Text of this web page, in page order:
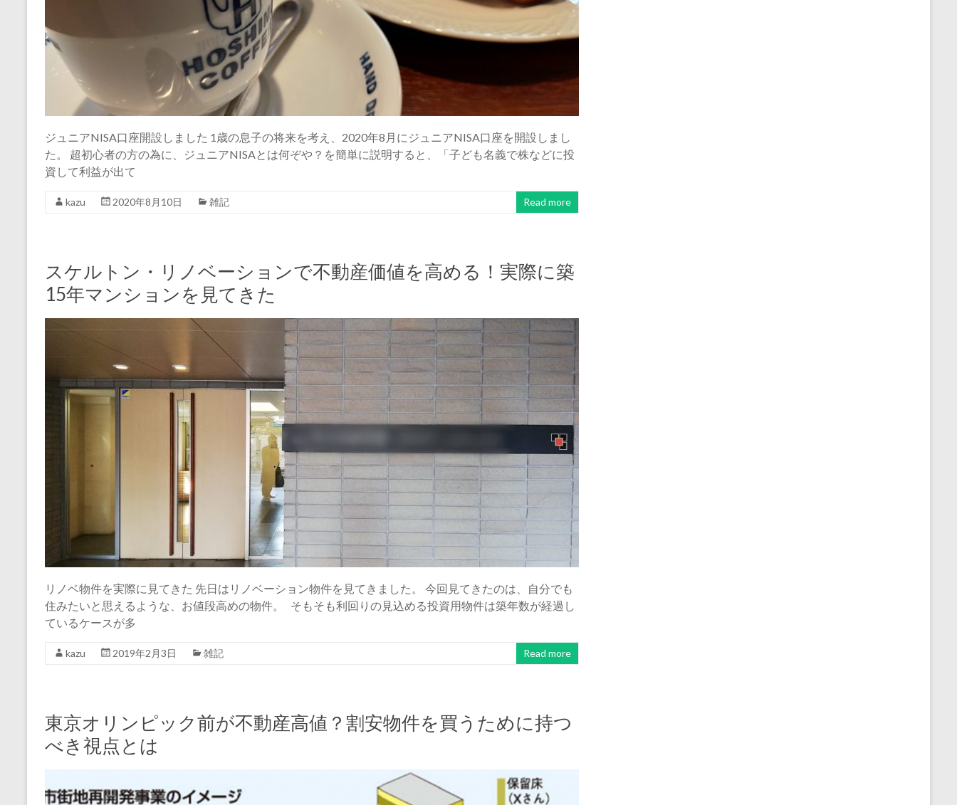
ジュニアNISA口座開設しました 1歳の息子の将来を考え、2020年8月にジュニアNISA口座を開設しまし
た。 超初心者の方の為に、ジュニアNISAとは何ぞや？を簡単に説明すると、「子ども名義で株などに投
資して利益が出て
kazu 2020年8月10日 雑記 Read more
スケルトン・リノベーションで不動産価値を高める！実際に築
15年マンションを見てきた
リノベ物件を実際に見てきた 先日はリノベーション物件を見てきました。 今回見てきたのは、自分でも
住みたいと思えるような、お値段高めの物件。 そもそも利回りの見込める投資用物件は築年数が経過し
ているケースが多
kazu 2019年2月3日 雑記 Read more
東京オリンピック前が不動産高値？割安物件を買うために持つ
べき視点とは